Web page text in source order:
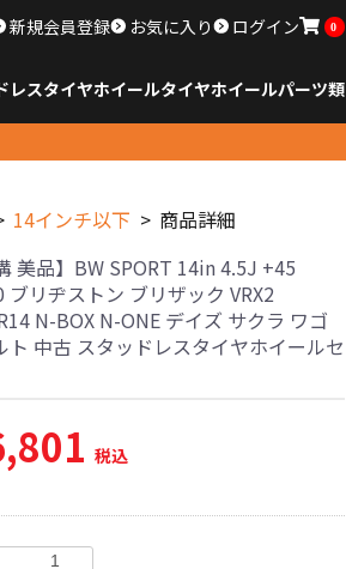
新規会員登録 お気に入り ログイン 0
レスタイヤホイールタイヤホイールパーツ類
14インチ以下 商品詳細
美品】BW SPORT 14in 4.5J +45
ブリヂストン ブリザック VRX2
N-BOX N-ONE デイズ サクラ ワゴ
ト 中古 スタッドレスタイヤホイールセ
税込